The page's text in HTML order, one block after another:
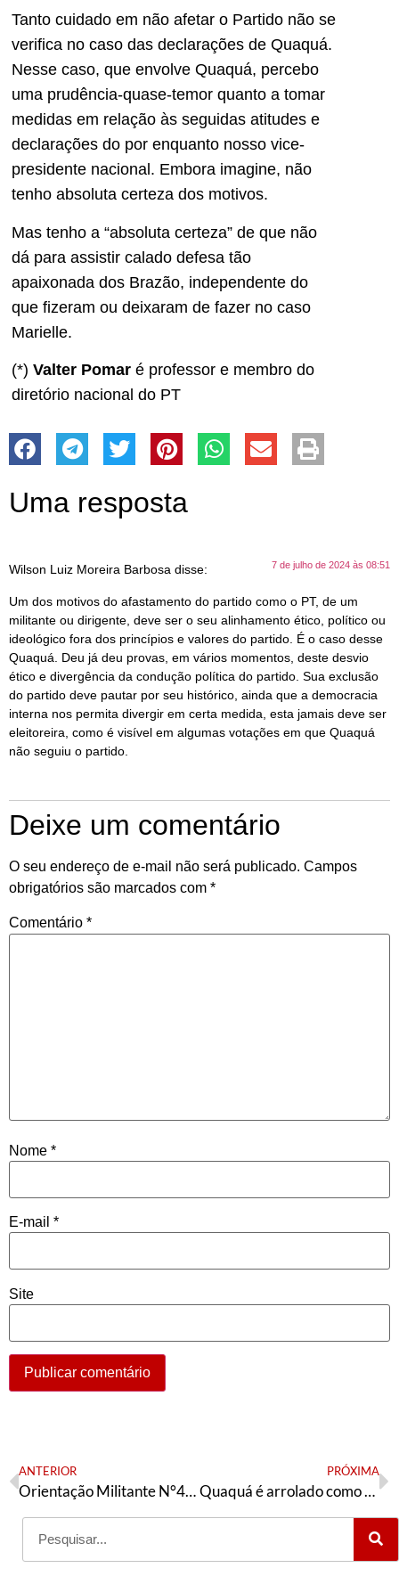
Tanto cuidado em não afetar o Partido não se
verifica no caso das declarações de Quaquá.
Nesse caso, que envolve Quaquá, percebo
uma prudência-quase-temor quanto a tomar
medidas em relação às seguidas atitudes e
declarações do por enquanto nosso vice-
presidente nacional. Embora imagine, não
tenho absoluta certeza dos motivos.
Mas tenho a “absoluta certeza” de que não
dá para assistir calado defesa tão
apaixonada dos Brazão, independente do
que fizeram ou deixaram de fazer no caso
Marielle.
(*) Valter Pomar é professor e membro do
diretório nacional do PT
Uma resposta
Wilson Luiz Moreira Barbosa disse: 7 de julho de 2024 às 08:51
Um dos motivos do afastamento do partido como o PT, de um
militante ou dirigente, deve ser o seu alinhamento ético, político ou
ideológico fora dos princípios e valores do partido. É o caso desse
Quaquá. Deu já deu provas, em vários momentos, deste desvio
ético e divergência da condução política do partido. Sua exclusão
do partido deve pautar por seu histórico, ainda que a democracia
interna nos permita divergir em certa medida, esta jamais deve ser
eleitoreira, como é visível em algumas votações em que Quaquá
não seguiu o partido.
Deixe um comentário
O seu endereço de e-mail não será publicado. Campos
obrigatórios são marcados com *
Comentário *
Nome *
E-mail *
Site
ANTERIOR
Orientação Militante N°426 (30 de junho de 2024)
PRÓXIMA
Quaquá é arrolado como testemunha de defesa de réus de assassinato de Mariele e afastamento da vice-presidência do PT pode ser pautado no DN